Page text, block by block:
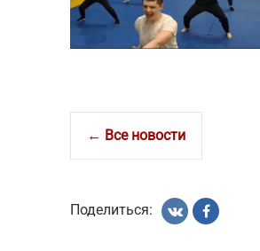
← Все новости
Поделиться: